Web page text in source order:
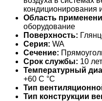
кондиционирования
Область
оборудование
Поверхность:
Серия: WA
Сечение:
Срок службы: 10 лет
Температурный
+60 С °С
Тип
Тип конструкции